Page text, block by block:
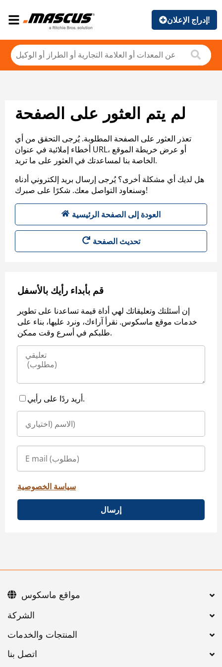
إدراج الإعلان!
لم يتم العثور على الصفحة
تعذر العثور على الصفحة المطلوبة. يُرجى التحقق من أي
أخطاء إملائية في عنوان URL، أو عرض خريطة الموقع
الخاصة بنا لمساعدتك في العثور على ما تريد.
هل لديك أي مشكلة أخرى؟ يُرجى إرسال بريد إلكتروني أدناه
وسنعاود التواصل معك. شكرًا على صبرك!
العودة إلى الصفحة الرئيسية
تحديث الصفحة
قم بأبداء رأيك بالأسفل
إن أسئلتك وتعليقاتك لهي أداة قيمة تساعدنا على تطوير
خدمات موقع ماسكوس. نقرأ آراءك، ونرد عليها، بناء على
طلبكم في أسرع وقت ممكن.
أريد ردًا على رأيي.
سياسة الخصوصية
إرسال
اتصل بنا
مواقع ماسكوس